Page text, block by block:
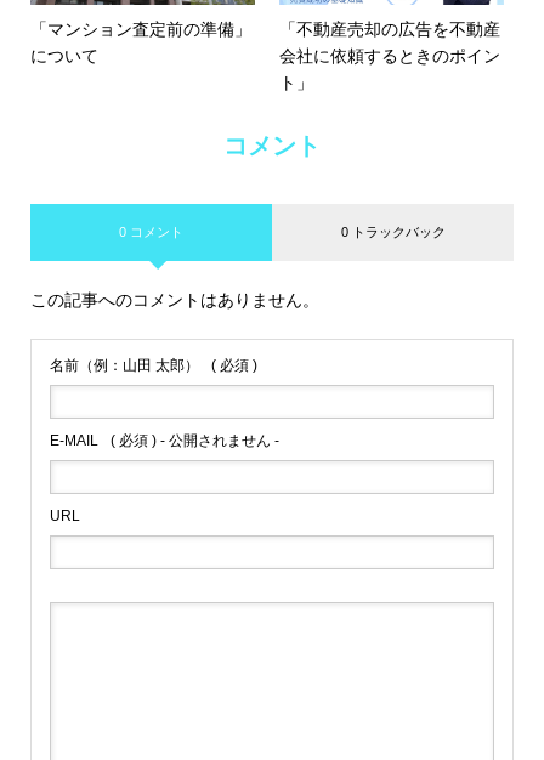
「マンション査定前の準備」
について
「不動産売却の広告を不動産
会社に依頼するときのポイン
ト」
コメント
0 コメント 0 トラックバック
この記事へのコメントはありません。
名前（例：山田 太郎） ( 必須 )
E-MAIL ( 必須 ) - 公開されません -
URL